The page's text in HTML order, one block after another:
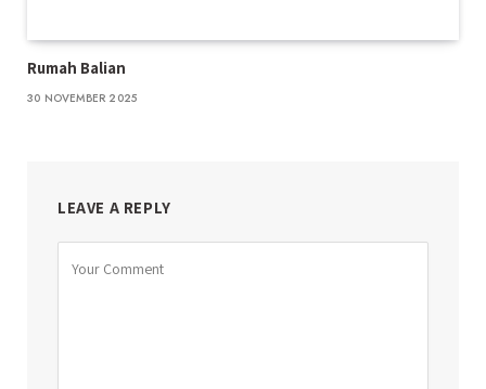
Rumah Balian
30 NOVEMBER 2025
LEAVE A REPLY